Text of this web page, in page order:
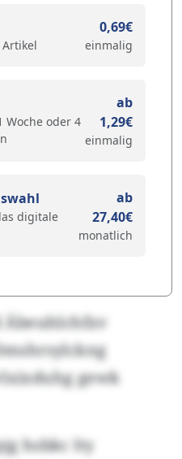
0,69€
einmalig
Woche oder 4
ab
1,29€
einmalig
digitale
ab
27,40€
monatlich
gewk
hsbkc lty